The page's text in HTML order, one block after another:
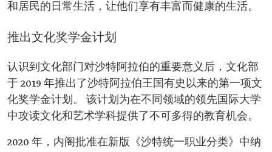
和居民的日常生活，让他们享有丰富而健康的生活。
推出文化奖学金计划
认识到文化部门对沙特阿拉伯的重要意义后，文化部
于 2019 年推出了沙特阿拉伯王国有史以来的第一项文
化奖学金计划。 该计划为在不同领域的领先国际大学
中攻读文化和艺术学科提供了不可多得的教育机会。
2020 年，内阁批准在新版《沙特统一职业分类》中纳